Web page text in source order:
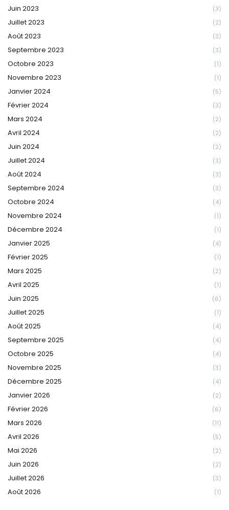
Juin 2023 (3)
Juillet 2023 (2)
Août 2023 (3)
Septembre 2023 (3)
Octobre 2023 (1)
Novembre 2023 (1)
Janvier 2024 (5)
Février 2024 (3)
Mars 2024 (2)
Avril 2024 (2)
Juin 2024 (2)
Juillet 2024 (3)
Août 2024 (3)
Septembre 2024 (3)
Octobre 2024 (4)
Novembre 2024 (1)
Décembre 2024 (1)
Janvier 2025 (4)
Février 2025 (1)
Mars 2025 (2)
Avril 2025 (1)
Juin 2025 (6)
Juillet 2025 (1)
Août 2025 (4)
Septembre 2025 (4)
Octobre 2025 (4)
Novembre 2025 (3)
Décembre 2025 (4)
Janvier 2026 (2)
Février 2026 (6)
Mars 2026 (11)
Avril 2026 (5)
Mai 2026 (2)
Juin 2026 (2)
Juillet 2026 (3)
Août 2026 (1)